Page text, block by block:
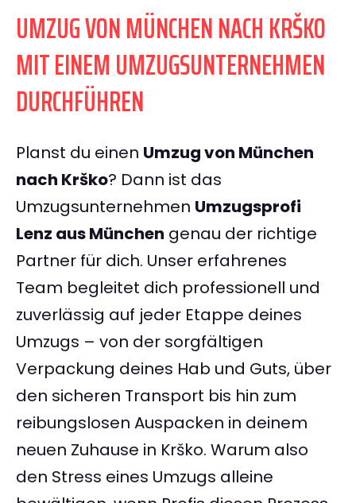
UMZUG VON MÜNCHEN NACH KRŠKO
MIT EINEM UMZUGSUNTERNEHMEN
DURCHFÜHREN
Planst du einen Umzug von München
nach Krško? Dann ist das
Umzugsunternehmen Umzugsprofi
Lenz aus München genau der richtige
Partner für dich. Unser erfahrenes
Team begleitet dich professionell und
zuverlässig auf jeder Etappe deines
Umzugs – von der sorgfältigen
Verpackung deines Hab und Guts, über
den sicheren Transport bis hin zum
reibungslosen Auspacken in deinem
neuen Zuhause in Krško. Warum also
den Stress eines Umzugs alleine